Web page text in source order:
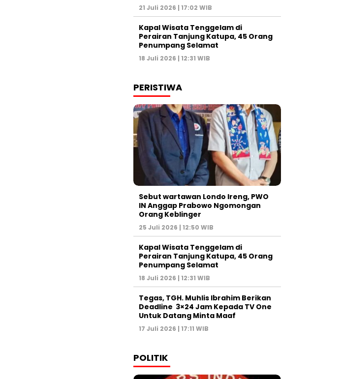
21 Juli 2026 | 17:02 WIB
Kapal Wisata Tenggelam di
Perairan Tanjung Katupa, 45 Orang
Penumpang Selamat
18 Juli 2026 | 12:31 WIB
PERISTIWA
Sebut wartawan Londo Ireng, PWO
IN Anggap Prabowo Ngomongan
Orang Keblinger
25 Juli 2026 | 12:50 WIB
Kapal Wisata Tenggelam di
Perairan Tanjung Katupa, 45 Orang
Penumpang Selamat
18 Juli 2026 | 12:31 WIB
Tegas, TGH. Muhlis Ibrahim Berikan
Deadline 3×24 Jam Kepada TV One
Untuk Datang Minta Maaf
17 Juli 2026 | 17:11 WIB
POLITIK